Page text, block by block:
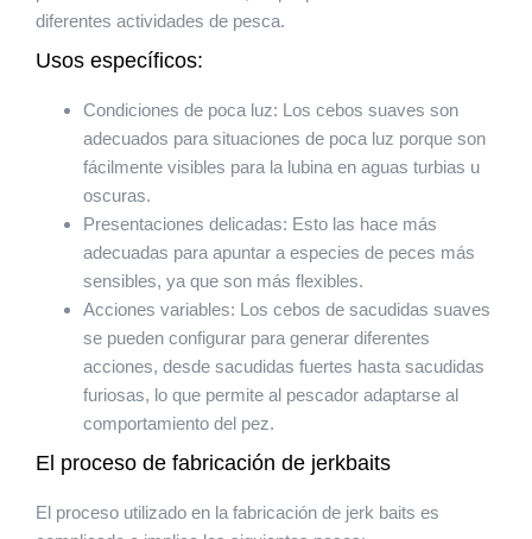
diferentes actividades de pesca.
Usos específicos:
Condiciones de poca luz: Los cebos suaves son
adecuados para situaciones de poca luz porque son
fácilmente visibles para la lubina en aguas turbias u
oscuras.
Presentaciones delicadas: Esto las hace más
adecuadas para apuntar a especies de peces más
sensibles, ya que son más flexibles.
Acciones variables: Los cebos de sacudidas suaves
se pueden configurar para generar diferentes
acciones, desde sacudidas fuertes hasta sacudidas
furiosas, lo que permite al pescador adaptarse al
comportamiento del pez.
El proceso de fabricación de jerkbaits
El proceso utilizado en la fabricación de jerk baits es